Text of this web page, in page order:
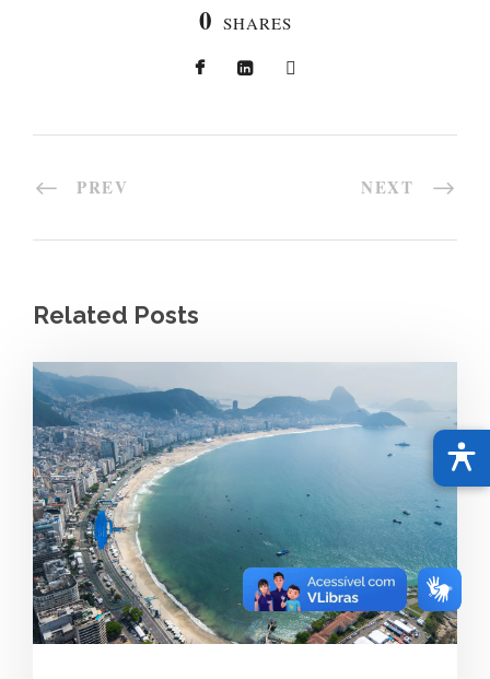
0 SHARES
PREV NEXT
Related Posts